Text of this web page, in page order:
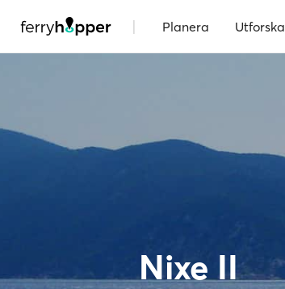
| Planera Utforska
Nixe II